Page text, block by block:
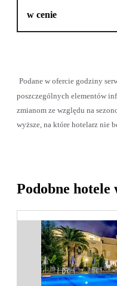
w cenie
Podane w ofercie godziny
poszczególnych elementów
zmianom ze względu na
wyższe, na które hotelarz nie
Podobne